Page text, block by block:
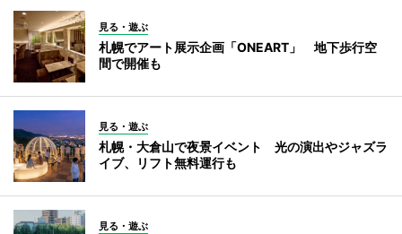
見る・遊ぶ
札幌でアート展示企画「ONEART」 地下歩行空
間で開催も
見る・遊ぶ
札幌・大倉山で夜景イベント 光の演出やジャズラ
イブ、リフト無料運行も
見る・遊ぶ